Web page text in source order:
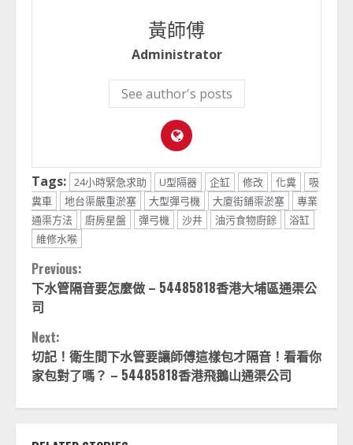
黃師傅
Administrator
See author's posts
Tags: 24小時緊急求助 U型隔器 企缸 修改 化糞
吸
糞車
地台渠嚴重淤塞 大型彈弓機 大廈街鋪渠淤塞
專業
通渠方法
廚房星盤 彈弓機 沙井 油污食物廚餘
浴缸
維修水喉
Continue
Reading
Previous:
下水管隔音要怎麼做 – 54485818香港大埔區通渠公
司
Next:
切記！衛生間下水管要讓師傅這樣包才隔音！看看你
家包對了嗎？ – 54485818香港飛鵝山通渠公司